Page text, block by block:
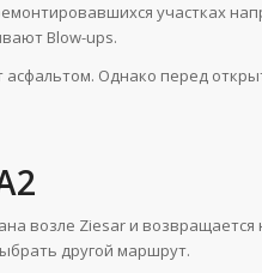
участках
Blow-ups.
Однако перед
возле Ziesar и возвращается
другой маршрут.